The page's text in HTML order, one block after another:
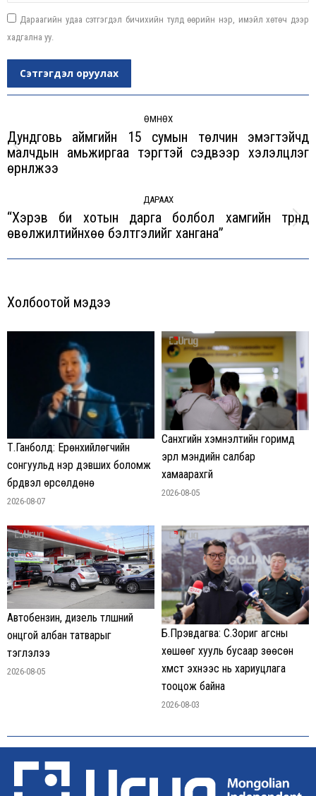
Дараагийн удаа сэтгэгдэл бичихийн тулд өөрийн нэр, имэйл хөтөч дээр
хадгална уу.
Сэтгэгдэл оруулах
ӨМНӨХ
Previous
Дундговь аймгийн 15 сумын төлчин эмэгтэйчүүд
малчдын амьжиргаа тэргүүтэй сэдвээр хэлэлцүүлэг
өрнүүлжээ
ДАРААХ
Next
“Хэрэв би хотын дарга болбол хамгийн түрүүнд
өвөлжилтийнхөө бэлтгэлийг хангана”
Холбоотой мэдээ
Т.Ганболд: Ерөнхийлөгчийн
сонгуульд нэр дэвших боломж
бүрдвэл өрсөлдөнө
2026-08-07
Санхүүгийн хэмнэлтийн горимд
эрүүл мэндийн салбар
хамаарахгүй
2026-08-05
Автобензин, дизель түлшний
онцгой албан татварыг
тэглэлээ
2026-08-05
Б.Пүрэвдагва: С.Зориг агсны
хөшөөг хууль бусаар зөөсөн
хүмүүст эхнээс нь хариуцлага
тооцож байна
2026-08-03